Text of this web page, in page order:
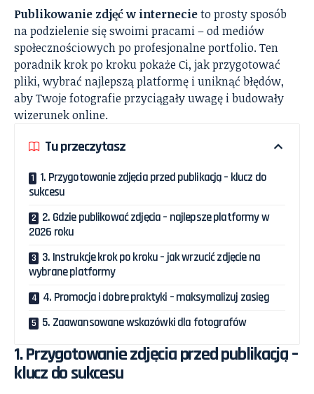
Publikowanie zdjęć w internecieto prosty sposób
na podzielenie się swoimi pracami – od mediów
społecznościowych po profesjonalne portfolio. Ten
poradnik krok po kroku pokaże Ci, jak przygotować
pliki, wybrać najlepszą platformę i uniknąć błędów,
aby Twoje fotografie przyciągały uwagę i budowały
wizerunek online.
Tu przeczytasz
1. Przygotowanie zdjęcia przed publikacją – klucz do
sukcesu
2. Gdzie publikować zdjęcia – najlepsze platformy w
2026 roku
3. Instrukcje krok po kroku – jak wrzucić zdjęcie na
wybrane platformy
4. Promocja i dobre praktyki – maksymalizuj zasięg
5. Zaawansowane wskazówki dla fotografów
1. Przygotowanie zdjęcia przed publikacją –
klucz do sukcesu